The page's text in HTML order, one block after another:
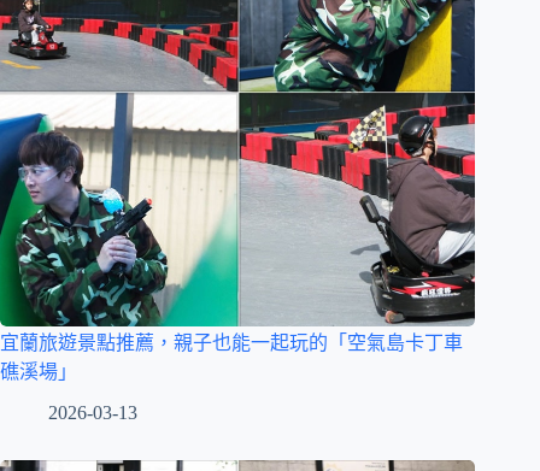
宜蘭旅遊景點推薦，親子也能一起玩的「空氣島卡丁車
礁溪場」
2026-03-13